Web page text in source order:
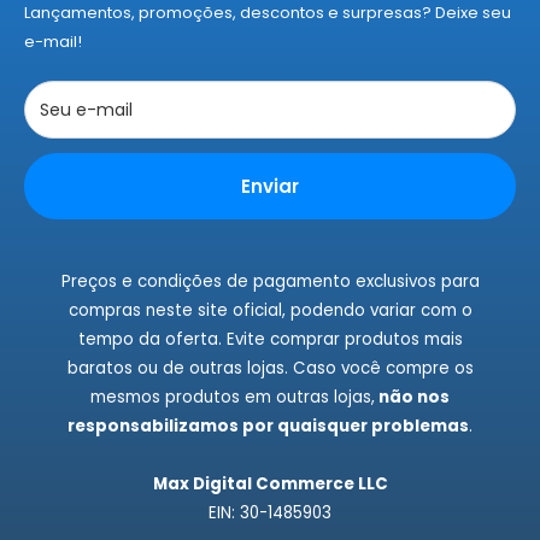
Termos de Entregas
Políticas de Privacidade
Trocas e Devoluções
Rastrear Pedidos
Lançamentos, promoções, descontos e surpresas? Deixe seu
e-mail!
Seu e-mail
Enviar
Preços e condições de pagamento exclusivos para
compras neste site oficial, podendo variar com o
tempo da oferta. Evite comprar produtos mais
baratos ou de outras lojas. Caso você compre os
mesmos produtos em outras lojas, não nos
responsabilizamos por quaisquer problemas.
Max Digital Commerce LLC
EIN: 30-1485903